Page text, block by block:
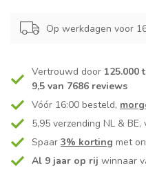
Op werkdagen voor
Vertrouwd door 125.000
9,5 van 7686 reviews
Vóór 16:00 besteld,
5,95 verzending NL & BE,
Spaar 3% korting met
Al 9 jaar op rij winnaar